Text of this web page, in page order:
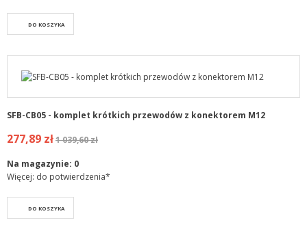
DO KOSZYKA
SFB-CB05 - komplet krótkich przewodów z konektorem M12
277,89 zł1 039,60 zł
Na magazynie: 0
Więcej: do potwierdzenia*
DO KOSZYKA